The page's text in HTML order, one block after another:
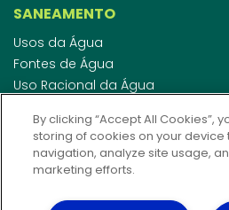
SANEAMENTO
Usos da Água
Fontes de Água
Uso Racional da Água
Esgotamento Sanitário
Regulamento de Água e Esgoto
Indicadores de qualidade da água
By clicking “Accept All Cookies”,
storing of cookies on your device
navigation, analyze site usage,
marketing efforts.